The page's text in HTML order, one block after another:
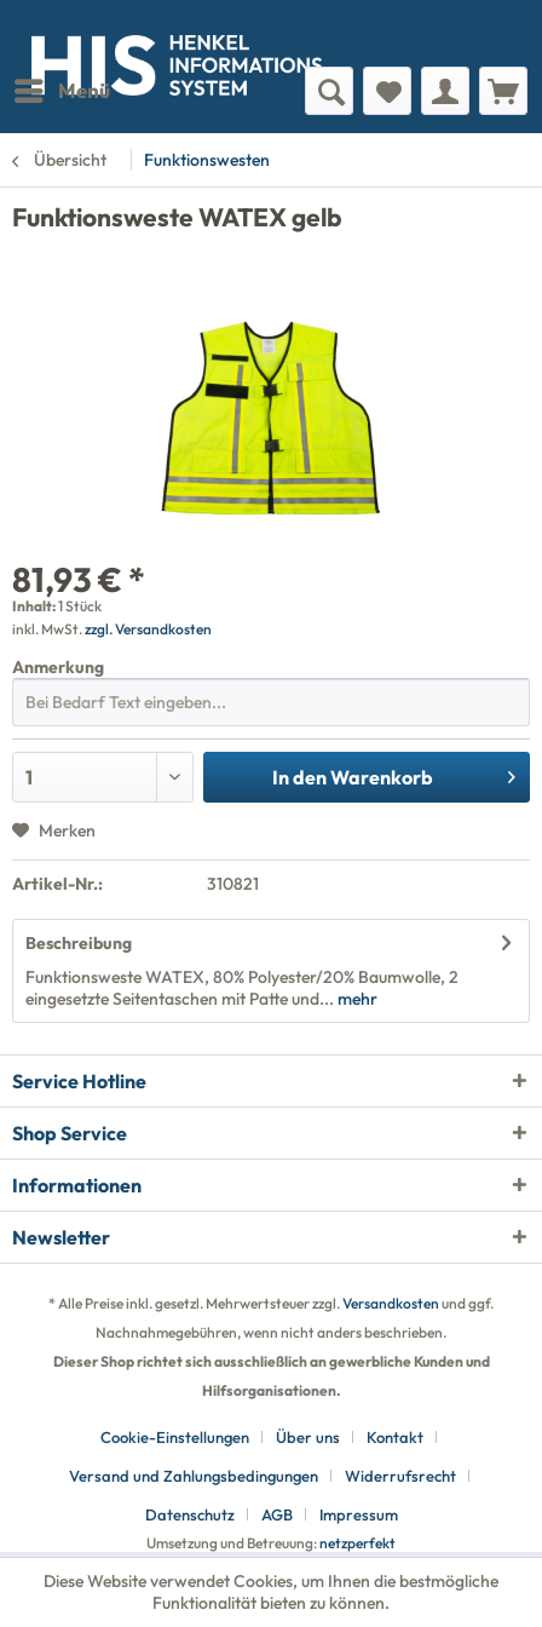
Menü
Übersicht Funktionswesten
Funktionsweste WATEX gelb
81,93 € *
Inhalt:1 Stück
inkl. MwSt.zzgl. Versandkosten
Anmerkung
In denWarenkorb
Merken
Artikel-Nr.: 310821
Beschreibung
Funktionsweste WATEX, 80% Polyester/20% Baumwolle, 2
eingesetzte Seitentaschen mit Patte und... mehr
Service Hotline
Shop Service
Informationen
Newsletter
* Alle Preise inkl. gesetzl. Mehrwertsteuer zzgl.Versandkosten und ggf.
Nachnahmegebühren, wenn nicht anders beschrieben.
Dieser Shop richtet sich ausschließlich an gewerbliche Kunden und
Hilfsorganisationen.
Cookie-Einstellungen Über uns
Kontakt
Versand und Zahlungsbedingungen
Widerrufsrecht
Datenschutz
AGB Impressum
Umsetzung und Betreuung:netzperfekt
Diese Website verwendet Cookies, um Ihnen die bestmögliche
Funktionalität bieten zu können.